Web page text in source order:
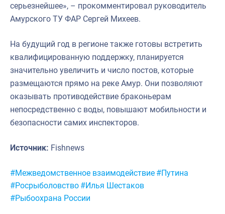
серьезнейшее», – прокомментировал руководитель
Амурского ТУ ФАР Сергей Михеев.
На будущий год в регионе также готовы встретить
квалифицированную поддержку, планируется
значительно увеличить и число постов, которые
размещаются прямо на реке Амур. Они позволяют
оказывать противодействие браконьерам
непосредственно с воды, повышают мобильности и
безопасности самих инспекторов.
Источник: Fishnews
Метки:
#Межведомственное взаимодействие #Путина
#Росрыболовство #Илья Шестаков
#Рыбоохрана России